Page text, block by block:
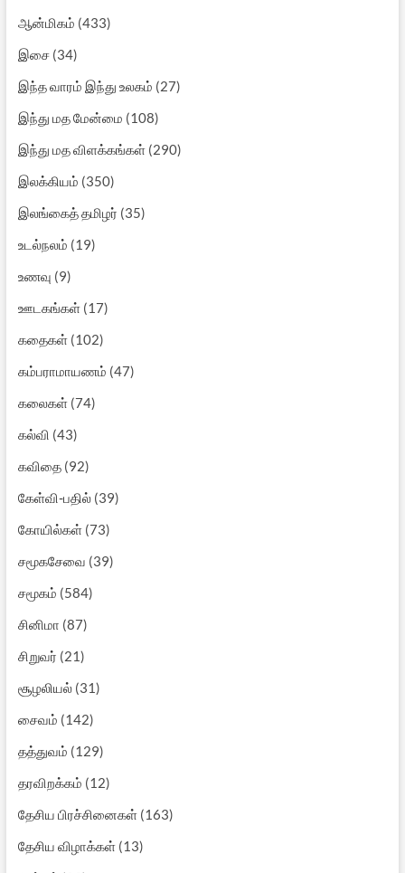
ஆன்மிகம் (433)
இசை(34)
இந்த வாரம் இந்து உலகம் (27)
இந்து மத மேன்மை (108)
இந்து மத விளக்கங்கள்(290)
இலக்கியம் (350)
இலங்கைத் தமிழர் (35)
உடல்நலம் (19)
உணவு (9)
ஊடகங்கள்(17)
கதைகள்(102)
கம்பராமாயணம் (47)
கலைகள்(74)
கல்வி (43)
கவிதை(92)
கேள்வி-பதில்(39)
கோயில்கள்(73)
சமூகசேவை (39)
சமூகம் (584)
சினிமா (87)
சிறுவர் (21)
சூழலியல்(31)
சைவம் (142)
தத்துவம் (129)
தரவிறக்கம் (12)
தேசிய பிரச்சினைகள்(163)
தேசிய விழாக்கள்(13)